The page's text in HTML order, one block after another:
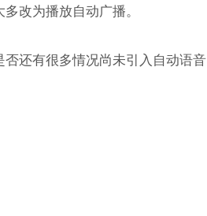
改为播放自动广播。
还有很多情况尚未引入自动语音